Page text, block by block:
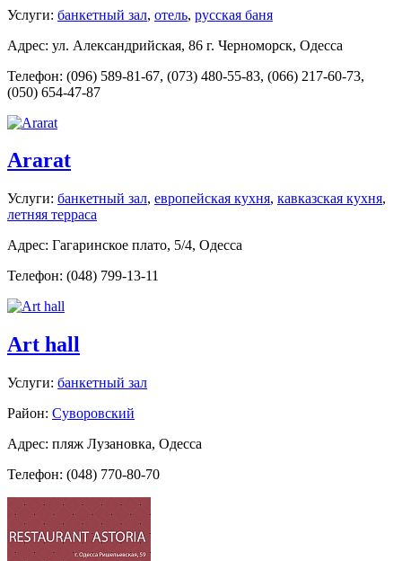
Услуги: банкетный зал, отель, русская баня
Адрес: ул. Александрийская, 86 г. Черноморск, Одесса
Телефон: (096) 589-81-67, (073) 480-55-83, (066) 217-60-73,
(050) 654-47-87
Ararat
Услуги: банкетный зал, европейская кухня, кавказская кухня,
летняя терраса
Адрес: Гагаринское плато, 5/4, Одесса
Телефон: (048) 799-13-11
Art hall
Услуги: банкетный зал
Район: Суворовский
Адрес: пляж Лузановка, Одесса
Телефон: (048) 770-80-70